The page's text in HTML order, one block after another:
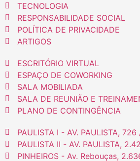
TECNOLOGIA
RESPONSABILIDADE SOCIAL
POLÍTICA DE PRIVACIDADE
ARTIGOS
ESCRITÓRIO VIRTUAL
ESPAÇO DE COWORKING
SALA MOBILIADA
SALA DE REUNIÃO E
PLANO DE CONTINGÊNCIA
PAULISTA I - AV. PAULISTA, 726
PAULISTA II - AV. PAULISTA,
PINHEIROS - Av. Rebouças,